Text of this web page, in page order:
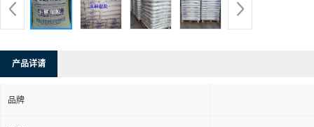
产品详请
品牌